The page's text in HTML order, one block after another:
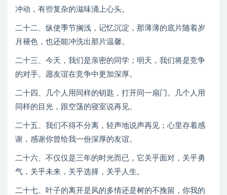
冲动，有些复杂的滋味涌上心头。
二十二、纵使季节搁浅，记忆沉淀，那薄薄的底片随着岁
月褪色，也还能冲洗出那片温馨。
二十三、今天，我们是亲密的同学；明天，我们将是竞争
的对手。愿友谊在竞争中更加深厚。
二十四、几个人用同样的钥匙，打开同一扇门。几个人用
同样的目光，跟空荡的寝室说再见。
二十五、我们不得不分离，轻声地说声再见；心里存着感
谢，感谢你曾给我一份深厚的友谊。
二十六、不仅仅是三年的时光而已，它关乎面对，关乎勇
气，关乎未来，关乎选择，关乎人生。
二十七、叶子的离开是风的多情还是树的不挽留，你我的